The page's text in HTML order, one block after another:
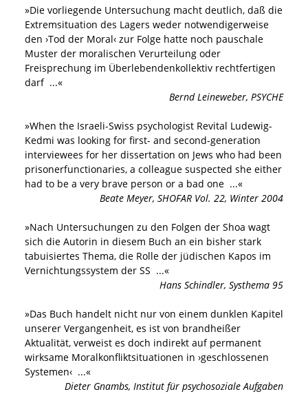
»Die vorliegende Untersuchung macht deutlich, daß die
Extremsituation des Lagers weder notwendigerweise
den ›Tod der Moral‹ zur Folge hatte noch pauschale
Muster der moralischen Verurteilung oder
Freisprechung im Überlebendenkollektiv rechtfertigen
darf ...«
Bernd Leineweber, PSYCHE
»When the Israeli-Swiss psychologist Revital Ludewig-
Kedmi was looking for first- and second-generation
interviewees for her dissertation on Jews who had been
prisonerfunctionaries, a colleague suspected she either
had to be a very brave person or a bad one ...«
Beate Meyer, SHOFAR Vol. 22, Winter 2004
»Nach Untersuchungen zu den Folgen der Shoa wagt
sich die Autorin in diesem Buch an ein bisher stark
tabuisiertes Thema, die Rolle der jüdischen Kapos im
Vernichtungssystem der SS ...«
Hans Schindler, Systhema 95
»Das Buch handelt nicht nur von einem dunklen Kapitel
unserer Vergangenheit, es ist von brandheißer
Aktualität, verweist es doch indirekt auf permanent
wirksame Moralkonfliktsituationen in ›geschlossenen
Systemen‹ ...«
Dieter Gnambs, Institut für psychosoziale Aufgaben